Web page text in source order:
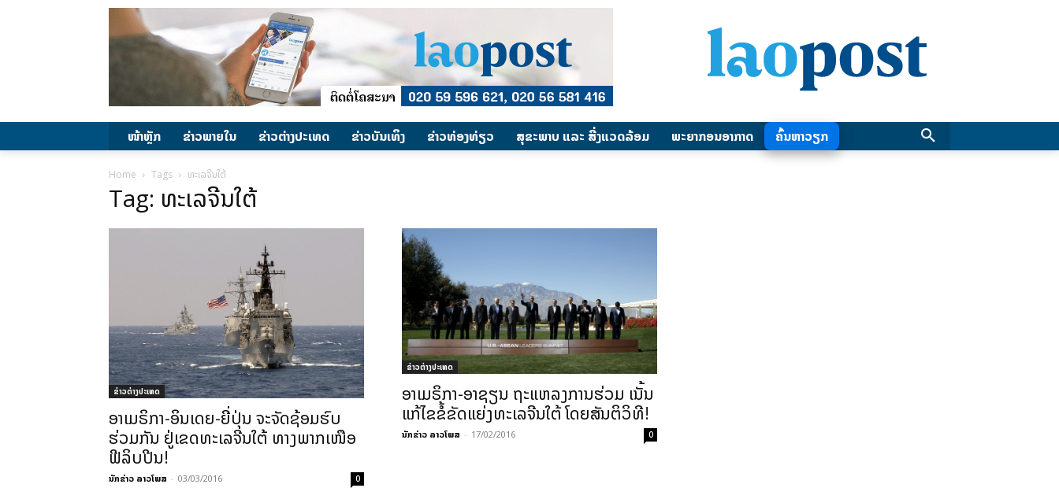
ໜ້າຫຼັກ ຂ່າວພາຍ​ໃນ ຂ່າວຕ່າງປະເທດ ​ຂ່າວບັນເທິງ ​ຂ່າວທ່ອງທ່ຽວ ສຸຂະພາບ ແລະ ສີ່ງແວດລ້ອມ ພະຍາກອນອາກາດ ຄົ້ນຫາວຽກ
Home Tags ທະເລຈີນໃຕ້
Tag: ທະເລຈີນໃຕ້
ຂ່າວຕ່າງປະເທດ
ອາເມຣິກາ-ອິນເດຍ-ຍີ່ປຸ່ນ ຈະຈັດຊ້ອມຮົບ
ຮ່ວມກັນ ຢູ່ເຂດທະເລຈີນໃຕ້ ທາງພາກເໜືອ
ຟີລິບປີນ!
ນັກຂ່າວ ລາວໂພສ - 03/03/2016 0
ຂ່າວຕ່າງປະເທດ
ອາເມຣິກາ-ອາຊຽນ ຖະແຫລງການຮ່ວມ ເນັ້ນ
ແກ້ໄຂຂໍ້ຂັດແຍ່ງທະເລຈີນໃຕ້ ໂດຍສັນຕິວິທີ!
ນັກຂ່າວ ລາວໂພສ - 17/02/2016 0